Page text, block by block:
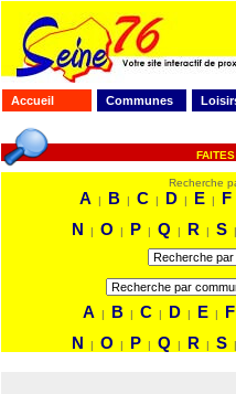
Accueil Communes
Recherche
A | B | C | D | E | F
N
| O | P | Q | R | S |
A | B | C | D | E | F
N
| O | P | Q | R | S |